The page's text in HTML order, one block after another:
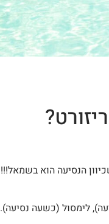
לימסול (כשעה נסיעה).